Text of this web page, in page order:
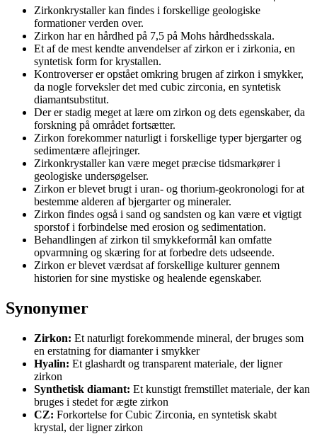
Zirkonkrystaller kan findes i forskellige geologiske
formationer verden over.
Zirkon har en hårdhed på 7,5 på Mohs hårdhedsskala.
Et af de mest kendte anvendelser af zirkon er i zirkonia, en
syntetisk form for krystallen.
Kontroverser er opstået omkring brugen af zirkon i smykker,
da nogle forveksler det med cubic zirconia, en syntetisk
diamantsubstitut.
Der er stadig meget at lære om zirkon og dets egenskaber, da
forskning på området fortsætter.
Zirkon forekommer naturligt i forskellige typer bjergarter og
sedimentære aflejringer.
Zirkonkrystaller kan være meget præcise tidsmarkører i
geologiske undersøgelser.
Zirkon er blevet brugt i uran- og thorium-geokronologi for at
bestemme alderen af bjergarter og mineraler.
Zirkon findes også i sand og sandsten og kan være et vigtigt
sporstof i forbindelse med erosion og sedimentation.
Behandlingen af zirkon til smykkeformål kan omfatte
opvarmning og skæring for at forbedre dets udseende.
Zirkon er blevet værdsat af forskellige kulturer gennem
historien for sine mystiske og healende egenskaber.
Synonymer
Zirkon: Et naturligt forekommende mineral, der bruges som
en erstatning for diamanter i smykker
Hyalin: Et glashardt og transparent materiale, der ligner
zirkon
Synthetisk diamant: Et kunstigt fremstillet materiale, der kan
bruges i stedet for ægte zirkon
CZ: Forkortelse for Cubic Zirconia, en syntetisk skabt
krystal, der ligner zirkon